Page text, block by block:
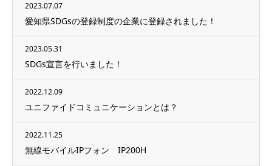
2023.07.07
愛知県SDGsの登録制度の企業に登録されました！
2023.05.31
SDGs宣言を行いました！
2022.12.09
ユニファイドコミュニケーションとは？
2022.11.25
無線モバイルIPフォン IP200H